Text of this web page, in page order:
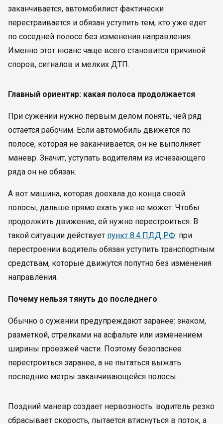
заканчивается, автомобилист фактически
перестраивается и обязан уступить тем, кто уже едет
по соседней полосе без изменения направления.
Именно этот нюанс чаще всего становится причиной
споров, сигналов и мелких ДТП.
Главный ориентир: какая полоса продолжается
При сужении нужно первым делом понять, чей ряд
остается рабочим. Если автомобиль движется по
полосе, которая не заканчивается, он не выполняет
маневр. Значит, уступать водителям из исчезающего
ряда он не обязан.
А вот машина, которая доехала до конца своей
полосы, дальше прямо ехать уже не может. Чтобы
продолжить движение, ей нужно перестроиться. В
такой ситуации действует пункт 8.4 ПДД РФ: при
перестроении водитель обязан уступить транспортным
средствам, которые движутся попутно без изменения
направления.
Почему нельзя тянуть до последнего
Обычно о сужении предупреждают заранее: знаком,
разметкой, стрелками на асфальте или изменением
ширины проезжей части. Поэтому безопаснее
перестроиться заранее, а не пытаться выжать
последние метры заканчивающейся полосы.
Поздний маневр создает нервозность: водитель резко
сбрасывает скорость, пытается втиснуться в поток, а